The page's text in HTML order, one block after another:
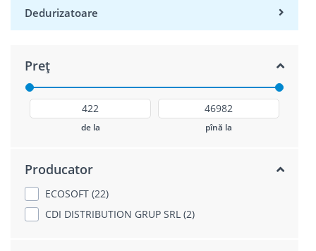
Dedurizatoare
Preț
de la pînă la
Producator
ECOSOFT (22)
CDI DISTRIBUTION GRUP SRL (2)